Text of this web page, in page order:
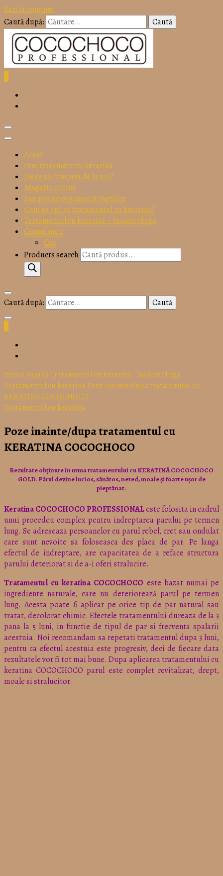
Sari la conținut
Caută după:
keratina
Produse profesionale, calitate garantata sau banii inapoi si pret
accesibil! Incearca chiar acum keratina COCOCHOCO
PROFESSIONAL!
Acasă
Preț tratament cu keratină
De ce să cumperi de la noi?
Magazin Online
Șampoane organice & îngrijire
Cum se aplică tratamentul cu keratină?
Tratamentul cu keratină – înainte/după
Contul meu
Coș
Products search
Caută după:
Prima paginăTratamentul cu keratină - înainte/după
Tratamentul cu keratinaPoze inainte/dupa tratamentul cu
KERATINA COCOCHOCO
Tratamentul cu keratina
Poze inainte/dupa tratamentul cu
KERATINA COCOCHOCO
Rezultate obținute în urma tratamentului cu KERATINĂ COCOCHOCO
GOLD. Părul devine lucios, sănătos, neted, moale și foarte ușor de
pieptănat.
Keratina COCOCHOCO PROFESSIONALeste folosita in cadrul
unui procedeu complex pentru indreptarea parului pe termen
lung. Se adreseaza persoanelor cu parul rebel, cret sau ondulat
care sunt nevoite sa foloseasca des placa de par. Pe langa
efectul de indreptare, are capacitatea de a reface structura
parului deteriorat si de a-i oferi stralucire.
Tratamentul cu keratina COCOCHOCO este bazat numai pe
ingrediente naturale, care nu deteriorează parul pe termen
lung. Acesta poate fi aplicat pe orice tip de par natural sau
tratat, decolorat chimic. Efectele tratamentului dureaza de la 3
pana la 5 luni, in functie de tipul de par si frecventa spalarii
acestuia. Noi recomandam sa repetati tratamentul dupa 3 luni,
pentru ca efectul acestuia este progresiv, deci de fiecare data
rezultatele vor fi tot mai bune. Dupa aplicarea tratamentului cu
keratina COCOCHOCO parul este complet revitalizat, drept,
moale si stralucitor.